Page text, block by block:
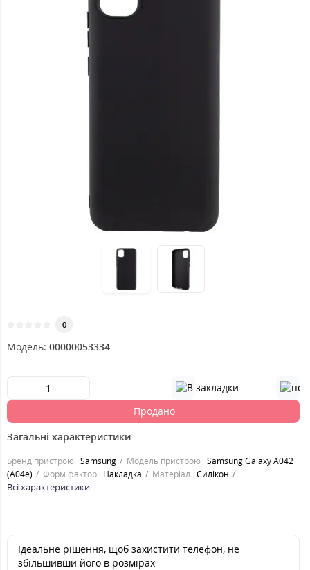
0
Модель: 00000053334
Продано
Загальні характеристики
Бренд пристрою Samsung Модель пристрою Samsung Galaxy A042
(A04e)
Форм фактор Накладка Матеріал Силікон
Всі характеристики
Ідеальне рішення, щоб захистити телефон, не
збільшивши його в розмірах